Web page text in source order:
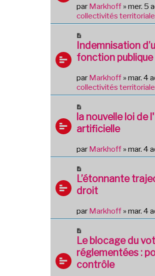
s
a
v
e
a
m
e
s
a
g
e
par Markhoff » mer. 5
collectivités
o
u
v
a
u
s
s
g
e
Indemnisation
fonction
par Markhoff » mar. 4
collectivités
o
u
v
a
m
e
s
a
g
la nouvelle loi de
artificielle
par Markhoff » mar. 4
o
u
v
a
e
s
s
L’étonnante
droit
par Markhoff » mar. 4
o
u
v
e
Le blocage du
réglementées :
contrôle